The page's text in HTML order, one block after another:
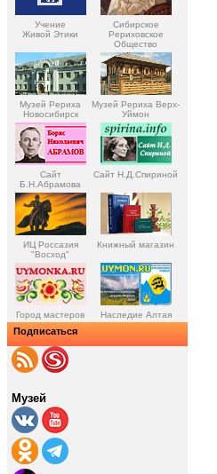
Учение
Живой Этики
Сибирское
Рериховское
Общество
Музей Рериха
Новосибирск
Музей Рериха Верх-
Уймон
Сайт
Б.Н.Абрамова
Сайт Н.Д.Спириной
ИЦ Россазия
"Восход"
Книжный магазин
Город мастеров Наследие Алтая
Подписаться
Музей